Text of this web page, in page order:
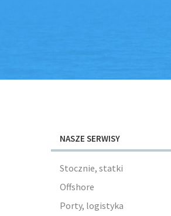
NASZE SERWISY
Stocznie, statki
Offshore
Porty, logistyka